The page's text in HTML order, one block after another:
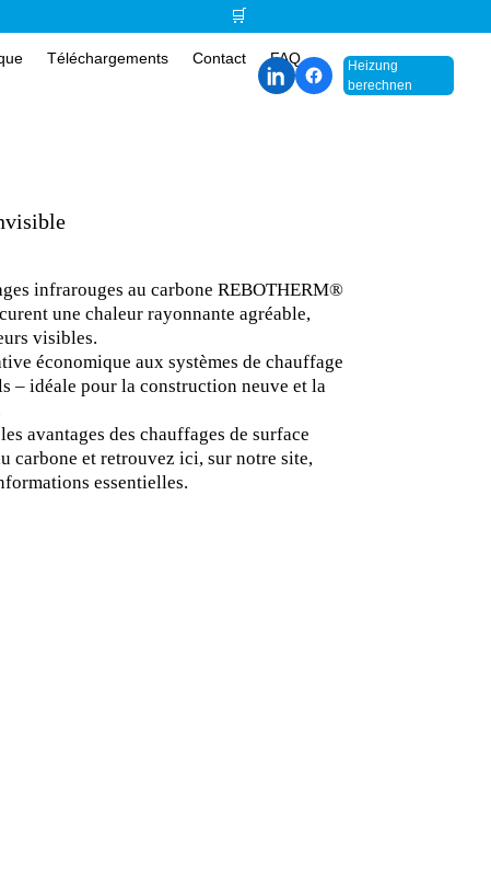
🛒
Téléchargements Contact
FAQ
Heizung
berechnen
infrarouges au carbone REBOTHERM®
une chaleur rayonnante agréable,
visibles.
économique aux systèmes de chauffage
– idéale pour la construction neuve et la
avantages des chauffages de surface
carbone et retrouvez ici, sur notre site,
essentielles.